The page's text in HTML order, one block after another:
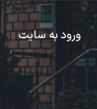
ورود به سایت